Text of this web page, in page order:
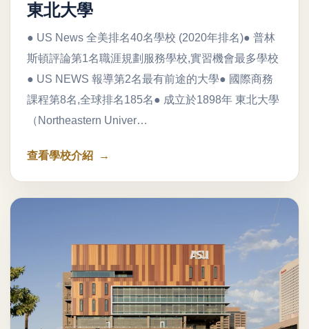
東北大學
● US News 全美排名40名學校 (2020年排名)● 普林
斯頓評論第1名職涯規劃服務學校,實習機會最多學校
● US NEWS 報導第2名最有前途的大學● 國際商務
課程第8名,全球排名185名● 成立於1898年 東北大學
（Northeastern Univer…
查看學校介紹